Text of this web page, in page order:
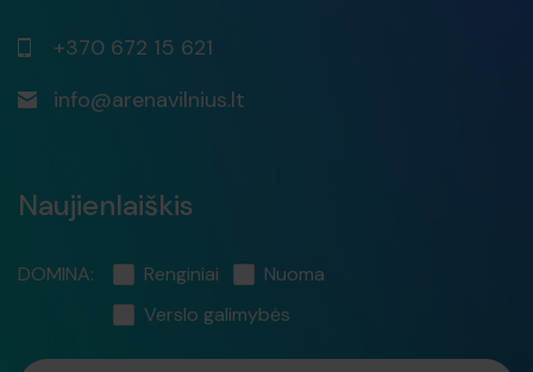
+370 672 15 621
info@arenavilnius.lt
Naujienlaiškis
DOMINA: Renginiai
Nuoma
Verslo galimybės